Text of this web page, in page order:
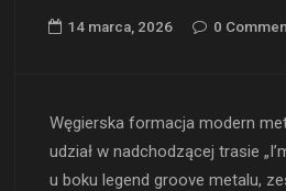
14 marca, 2026 0
Węgierska formacja modern
udział w nadchodzącej trasie
u boku legend groove metalu,